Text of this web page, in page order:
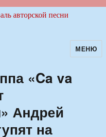
авторскойМЕНЮ
«Ca va
Андрей
на